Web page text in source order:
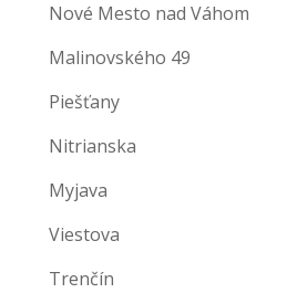
Nové Mesto nad Váhom
Malinovského 49
Piešťany
Nitrianska
Myjava
Viestova
Trenčín